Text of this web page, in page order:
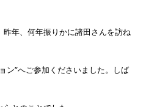
年、何年振りかに諸田さんを訪ね
ン”へご参加くださいました。しば